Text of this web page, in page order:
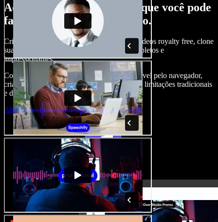
Aqui vai só um gostinho do que você pode
fazer com o Speechify Studio.
Crie narrações, adicione imagens, áudios e vídeos royalty free, clone
sua voz e produza projetos audiovisuais completos e
impressionantes.
Com curva de aprendizado zero e tudo acessível pelo navegador,
criadores de conteúdo conseguem ir além das limitações tradicionais
e dar vida a todas as suas ideias.
Abrir o Studio